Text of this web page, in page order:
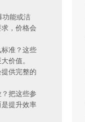
功能或洁
，价格会
准？这些
价值。
供完整的
把这些参
提升效率